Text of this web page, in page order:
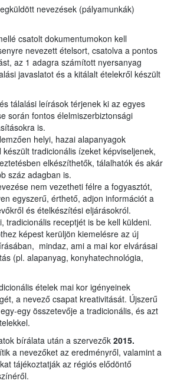
nevezések (pályamunkák)
csatolt dokumentumokon kell
nevezett ételsort, csatolva a pontos
az 1 adagra számított nyersanyag
javaslatot és a kitálalt ételekről készült
tálalási leírások térjenek ki az egyes
során fontos élelmiszerbiztonsági
is.
helyi, hazai alapanyagok
készült tradicionális ízeket képviseljenek,
elkészíthetők, tálalhatók és akár
száz adagban is.
nem vezetheti félre a fogyasztót,
egyszerű, érthető, adjon információt a
és ételkészítési eljárásokról.
tradicionális receptjét is be kell küldeni.
képest kerüljön kiemelésre az új
mindaz, ami a mai kor elvárásai
(pl. alapanyag, konyhatechnológia,
ételek mai kor igényeinek
a nevező csapat kreativitását. Újszerű
egy összetevője a tradicionális, és azt
bírálata után a szervezők 2015.
a nevezőket az eredményről, valamint a
tájékoztatják az régiós elődöntő